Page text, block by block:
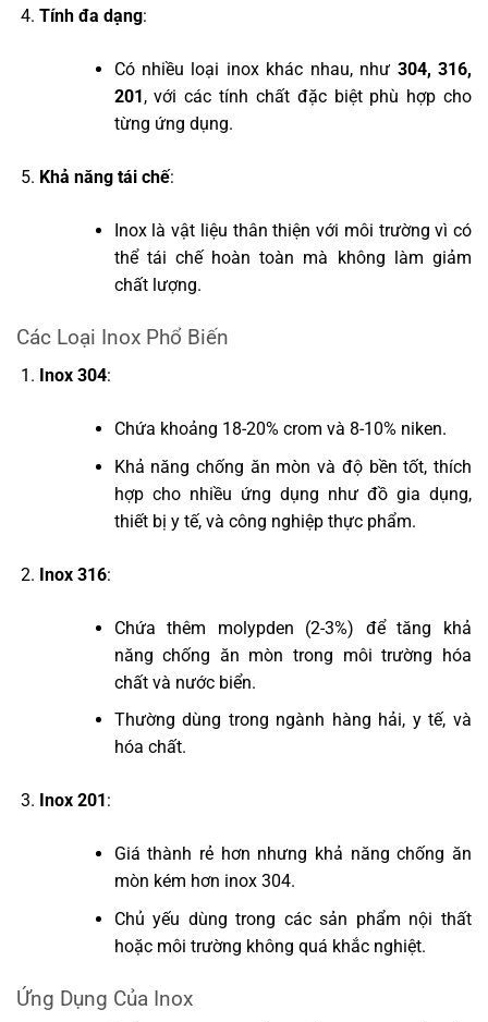
Tính đa dạng:
Có nhiều loại inox khác nhau, như 304, 316,
201 , với các tính chất đặc biệt phù hợp cho
từng ứng dụng.
Khả năng tái chế:
Inox là vật liệu thân thiện với môi trường vì có
thể tái chế hoàn toàn mà không làm giảm
chất lượng.
Các Loại Inox Phổ Biến
Inox 304:
Chứa khoảng 18-20% crom và 8-10% niken.
Khả năng chống ăn mòn và độ bền tốt, thích
hợp cho nhiều ứng dụng như đồ gia dụng,
thiết bị y tế, và công nghiệp thực phẩm.
Inox 316:
Chứa thêm molypden (2-3%) để tăng khả
năng chống ăn mòn trong môi trường hóa
chất và nước biển.
Thường dùng trong ngành hàng hải, y tế, và
hóa chất.
Inox 201 :
Giá thành rẻ hơn nhưng khả năng chống ăn
mòn kém hơn inox 304.
Chủ yếu dùng trong các sản phẩm nội thất
hoặc môi trường không quá khắc nghiệt.
Ứng Dụng Của Inox